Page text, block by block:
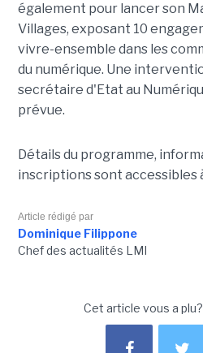
également pour lancer son
Villages, exposant 10
vivre-ensemble dans les
du numérique. Une
secrétaire d'Etat au
prévue.
Détails du programme,
inscriptions sont accessibles
Article rédigé par
Dominique Filippone
Chef des actualités LMI
Cet article vous a plu?